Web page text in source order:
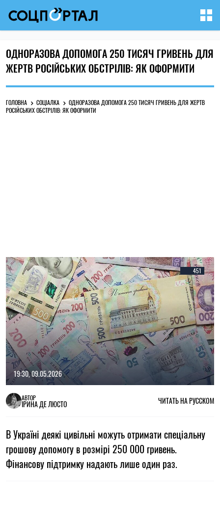
ОДНОРАЗОВА ДОПОМОГА 250 ТИСЯЧ ГРИВЕНЬ ДЛЯ
ЖЕРТВ РОСІЙСЬКИХ ОБСТРІЛІВ: ЯК ОФОРМИТИ
ГОЛОВНА СОЦІАЛКА
ОДНОРАЗОВА ДОПОМОГА 250 ТИСЯЧ ГРИВЕНЬ ДЛЯ ЖЕРТВ
РОСІЙСЬКИХ ОБСТРІЛІВ: ЯК ОФОРМИТИ
451
19:30, 09.05.2026
АВТОР
ІРИНА ДЕ ЛЮСТО ЧИТАТЬ НА РУССКОМ
В Україні деякі цивільні можуть отримати спеціальну
грошову допомогу в розмірі 250 000 гривень.
Фінансову підтримку надають лише один раз.